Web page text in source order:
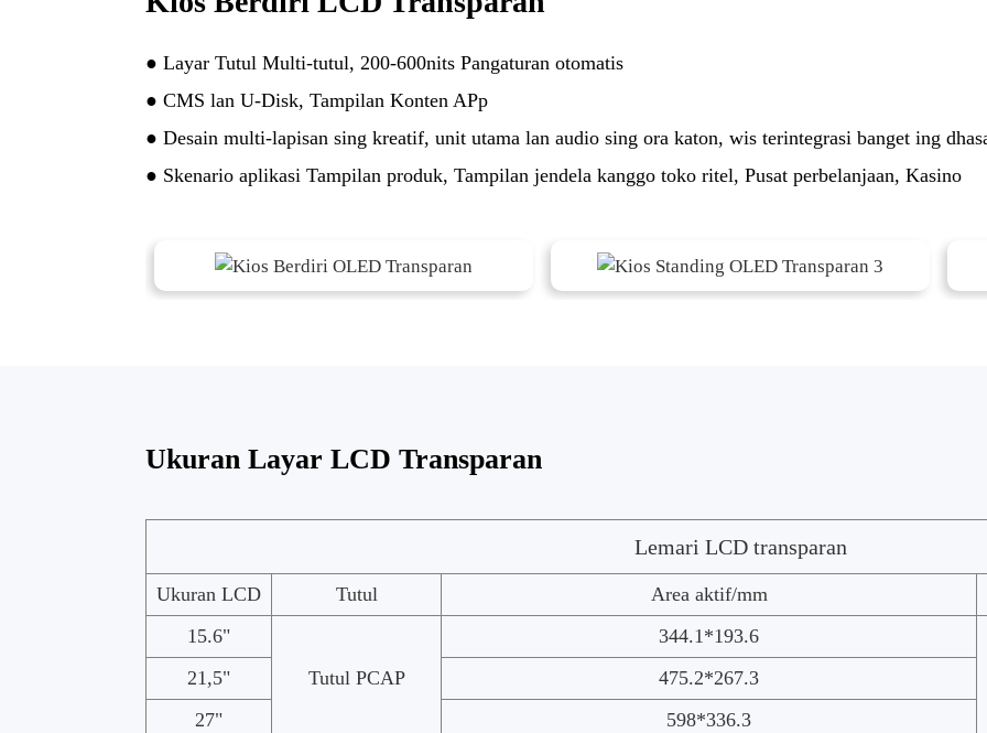
● Layar Tutul Multi-tutul, 200-600nits Pangaturan otomatis
● CMS lan U-Disk, Tampilan Konten APp
● Desain multi-lapisan sing kreatif, unit utama lan audio sing ora katon, wis terintegrasi banget ing
● Skenario aplikasi Tampilan produk, Tampilan jendela kanggo toko ritel, Pusat perbelanjaan, Kasino
Ukuran Layar LCD Transparan
Lemari LCD transparan
Ukuran LCD Tutul
Area aktif/mm
15.6"
Tutul PCAP
344.1*193.6
21,5"
475.2*267.3
27"
598*336.3